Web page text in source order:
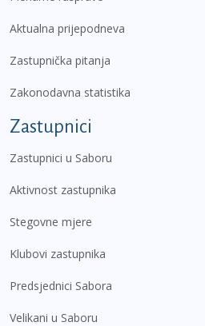
Aktualna prijepodneva
Zastupnička pitanja
Zakonodavna statistika
Zastupnici
Zastupnici u Saboru
Aktivnost zastupnika
Stegovne mjere
Klubovi zastupnika
Predsjednici Sabora
Velikani u Saboru